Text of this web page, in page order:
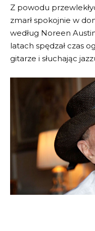
Z powodu
zmarł spokojnie w
według Noreen
latach spędzał czas
gitarze i słuchając